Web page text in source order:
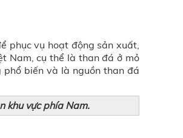
phục vụ hoạt động sản xuất,
Nam, cụ thể là than đá ở mỏ
biến và là nguồn than đá
khu vực phía Nam.